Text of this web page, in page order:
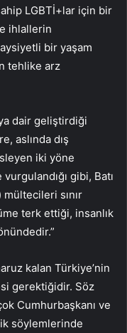
LGBTİ+lar için bir
ihlallerin
bir yaşam
tehlike arz
dair geliştirdiği
aslında dış
iki yöne
gibi, Batı
mültecileri sınır
terk ettiği, insanlık
kalan Türkiye’nin
gerektiğidir. Söz
Cumhurbaşkanı ve
söylemlerinde